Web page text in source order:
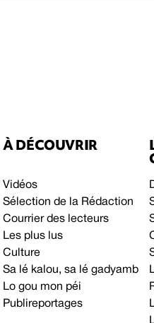
À DÉCOUVRIR
Vidéos
Sélection de la Rédaction
Courrier des lecteurs
Les plus lus
Culture
Sa lé kalou, sa lé gadyamb
Lo gou mon péi
Publireportages